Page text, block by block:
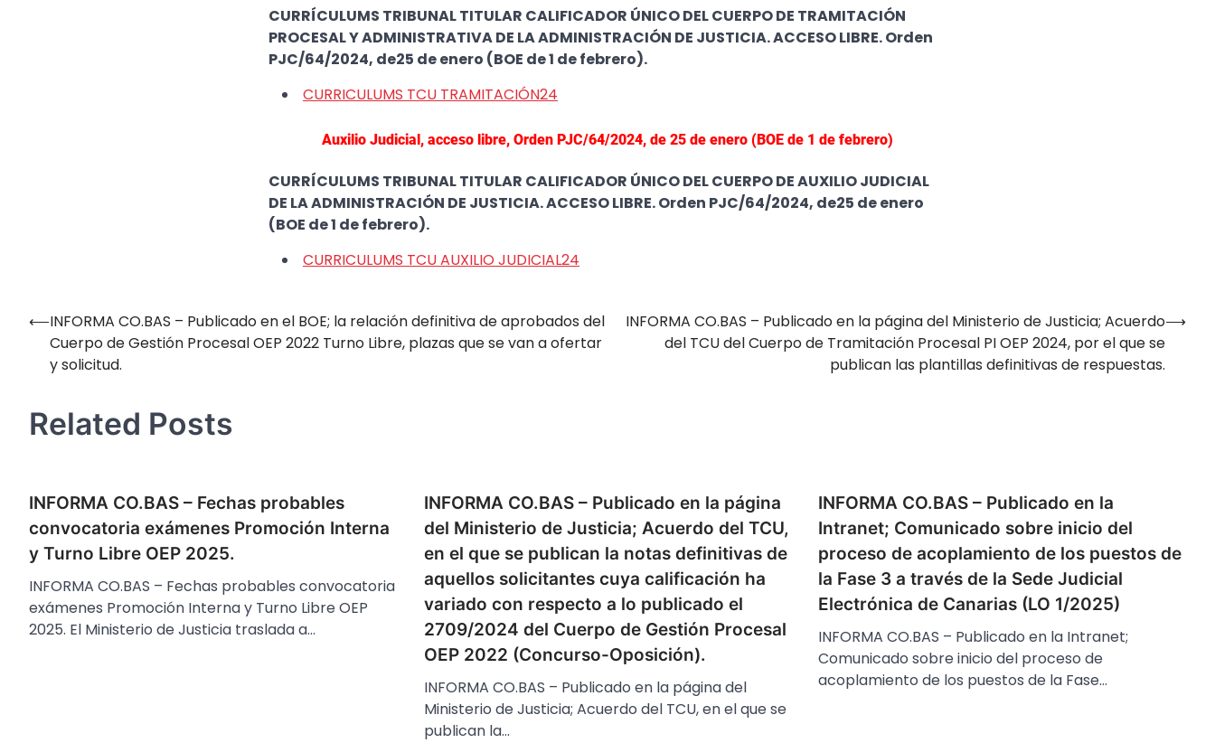
CURRÍCULUMS TRIBUNAL TITULAR CALIFICADOR ÚNICO DEL CUERPO DE TRAMITACIÓN
PROCESAL Y ADMINISTRATIVA DE LA ADMINISTRACIÓN DE JUSTICIA. ACCESO LIBRE. Orden
PJC/64/2024, de25 de enero (BOE de 1 de febrero).
CURRICULUMS TCU TRAMITACIÓN24
Auxilio Judicial, acceso libre, Orden PJC/64/2024, de 25 de enero (BOE de 1 de febrero)
CURRÍCULUMS TRIBUNAL TITULAR CALIFICADOR ÚNICO DEL CUERPO DE AUXILIO JUDICIAL
DE LA ADMINISTRACIÓN DE JUSTICIA. ACCESO LIBRE. Orden PJC/64/2024, de25 de enero
(BOE de 1 de febrero).
CURRICULUMS TCU AUXILIO JUDICIAL24
Navegación
entradas
⟵INFORMA CO.BAS – Publicado en el BOE; la relación definitiva de aprobados del
Cuerpo de Gestión Procesal OEP 2022 Turno Libre, plazas que se van a ofertar
y solicitud.
INFORMA CO.BAS – Publicado en la página del Ministerio de Justicia; Acuerdo
del TCU del Cuerpo de Tramitación Procesal PI OEP 2024, por el que se
publican las plantillas definitivas de respuestas.
⟶
Related Posts
INFORMA CO.BAS – Fechas probables
convocatoria exámenes Promoción Interna
y Turno Libre OEP 2025.
INFORMA CO.BAS – Fechas probables convocatoria
exámenes Promoción Interna y Turno Libre OEP
2025. El Ministerio de Justicia traslada a…
INFORMA CO.BAS – Publicado en la página
del Ministerio de Justicia; Acuerdo del TCU,
en el que se publican la notas definitivas de
aquellos solicitantes cuya calificación ha
variado con respecto a lo publicado el
2709/2024 del Cuerpo de Gestión Procesal
OEP 2022 (Concurso-Oposición).
INFORMA CO.BAS – Publicado en la página del
Ministerio de Justicia; Acuerdo del TCU, en el que se
publican la…
INFORMA CO.BAS – Publicado en la
Intranet; Comunicado sobre inicio del
proceso de acoplamiento de los puestos de
la Fase 3 a través de la Sede Judicial
Electrónica de Canarias (LO 1/2025)
INFORMA CO.BAS – Publicado en la Intranet;
Comunicado sobre inicio del proceso de
acoplamiento de los puestos de la Fase…